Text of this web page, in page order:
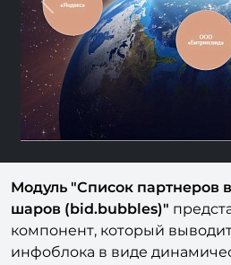
Previous
Модуль "Список партнеров
шаров (bid.bubbles)"
компонент, который